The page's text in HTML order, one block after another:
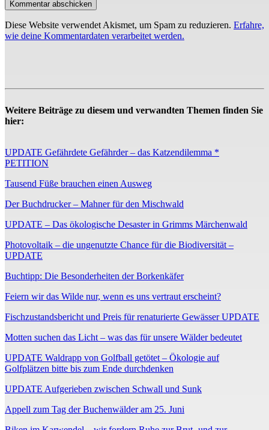
Diese Website verwendet Akismet, um Spam zu reduzieren. Erfahre,
wie deine Kommentardaten verarbeitet werden.
Weitere Beiträge zu diesem und verwandten Themen finden Sie
hier:
UPDATE Gefährdete Gefährder – das Katzendilemma *
PETITION
Tausend Füße brauchen einen Ausweg
Der Buchdrucker – Mahner für den Mischwald
UPDATE – Das ökologische Desaster in Grimms Märchenwald
Photovoltaik – die ungenutzte Chance für die Biodiversität –
UPDATE
Buchtipp: Die Besonderheiten der Borkenkäfer
Feiern wir das Wilde nur, wenn es uns vertraut erscheint?
Fischzustandsbericht und Preis für renaturierte Gewässer UPDATE
Motten suchen das Licht – was das für unsere Wälder bedeutet
UPDATE Waldrapp von Golfball getötet – Ökologie auf
Golfplätzen bitte bis zum Ende durchdenken
UPDATE Aufgerieben zwischen Schwall und Sunk
Appell zum Tag der Buchenwälder am 25. Juni